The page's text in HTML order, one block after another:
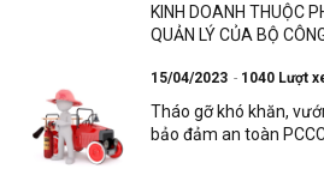
KINH DOANH THUỘC
QUẢN LÝ CỦA BỘ
15/04/2023 1040 Lượt
Tháo gỡ khó khăn,
bảo đảm an toàn